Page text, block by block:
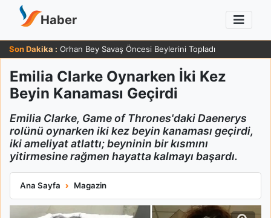
Haber
Son Dakika : Zafer Ergin 83 Yaşında Sağlığı Hakkında Güldüren Yanıt Verdi
Emilia Clarke Oynarken İki Kez
Beyin Kanaması Geçirdi
Emilia Clarke, Game of Thrones'daki Daenerys
rolünü oynarken iki kez beyin kanaması geçirdi,
iki ameliyat atlattı; beyninin bir kısmını
yitirmesine rağmen hayatta kalmayı başardı.
Ana Sayfa Magazin
Emilia Clarke Oynarken İki Kez Beyin Kanaması Geçirdi